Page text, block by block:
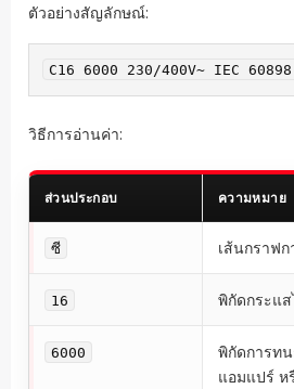
ตัวอย่างสัญลักษณ์:
C16 6000 230/400V~ IEC
วิธีการอ่านค่า:
ส่วนประกอบ ความหมาย
ซี เส้นกราฟ
16 พิกัดกระแ
6000
พิกัดการท
แอมแปร์ ห